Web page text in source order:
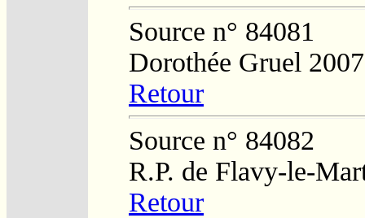
Source n° 84081
Dorothée Gruel 2007
Retour
Source n° 84082
R.P. de Flavy-le-
Retour